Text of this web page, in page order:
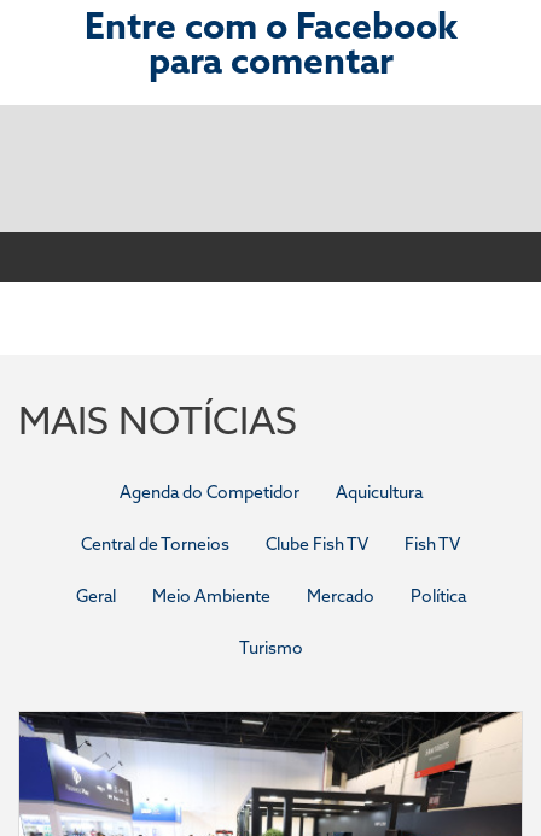
Entre com o Facebook
para comentar
MAIS NOTÍCIAS
Agenda do Competidor Aquicultura
Central de Torneios Clube Fish TV Fish TV
Geral Meio Ambiente Mercado Política
Turismo